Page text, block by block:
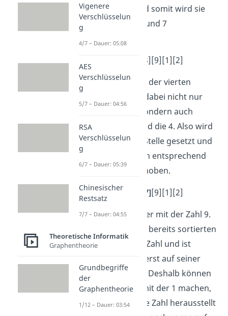
Das ist der Fall und somit wird sie
direkt zwischen 4 und 7
eingetragen.
[3][9][1][2]
Weiter geht es mit der vierten
Position. Die 3 ist dabei nicht nur
kleiner als die 7, sondern auch
kleiner als die 5 und die 4. Also wird
die 3 an die erste Stelle gesetzt und
die anderen Zahlen entsprechend
nach rechts verschoben.
[3][4][5] [7][9][1][2]
Dann geht es weiter mit der Zahl 9.
Die 9 ist unter den bereits sortierten
Zahlen die größte Zahl und ist
entsprechend vorerst auf seiner
richtigen Position. Deshalb können
wir gleich weiter mit der 1 machen,
die sich als kleinste Zahl herausstellt
Vigenere
Verschlüsselun
g
4/7 – Dauer: 05:08
AES
Verschlüsselun
g
5/7 – Dauer: 04:56
RSA
Verschlüsselun
g
6/7 – Dauer: 05:39
Chinesischer
Restsatz
7/7 – Dauer: 04:55
Theoretische Informatik
Graphentheorie
Grundbegriffe
der
Graphentheorie
1/12 – Dauer: 03:54